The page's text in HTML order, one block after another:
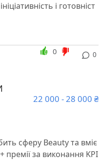
і готовніст
0
0
22 000 - 28 000 ₴
сферу Beauty та вміє
премії за виконання KPI